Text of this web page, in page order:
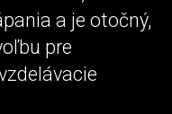
a je otočný,
pre